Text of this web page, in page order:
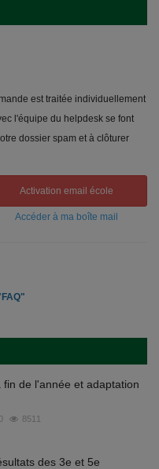
est traitée individuellement
l'équipe du helpdesk se font
dossier spam et à clôturer
Activation email école
Accéder à ma boîte mail
fin de l'année et adaptation
0 8511
des 3e et 5e